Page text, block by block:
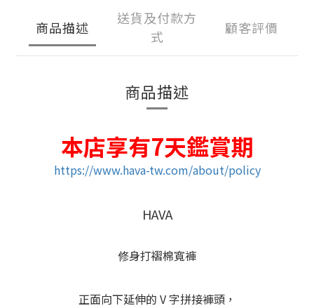
商品描述
送貨及付款方
式
顧客評價
商品描述
本店享有7天鑑賞期
https://www.hava-tw.com/about/policy
HAVA
修身打褶棉寬褲
正面向下延伸的 V 字拼接褲頭，